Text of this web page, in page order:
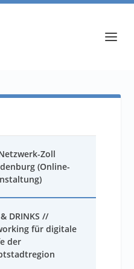
Zoll
(Online-
DRINKS //
für digitale
der